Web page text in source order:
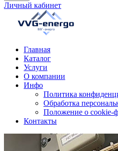
Личный кабинет
Главная
Каталог
Услуги
О компании
Инфо
Политика
Обработка
Положение о cookie-
Контакты